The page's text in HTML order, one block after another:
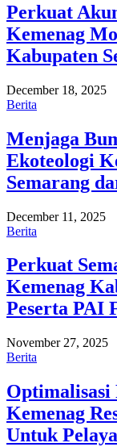
Perkuat
Kemenag
Kabupaten
December 18, 2025
Berita
Menjaga
Ekoteologi
Semarang
December 11, 2025
Berita
Perkuat
Kemenag
Peserta PAI
November 27, 2025
Berita
Optimalisasi
Kemenag
Untuk